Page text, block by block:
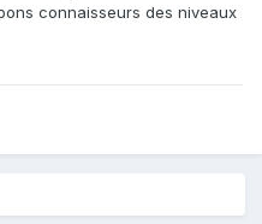
connaisseurs des niveaux